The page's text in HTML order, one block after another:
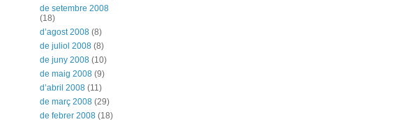
de setembre 2008
(18)
d’agost 2008 (8)
de juliol 2008 (8)
de juny 2008 (10)
de maig 2008 (9)
d’abril 2008 (11)
de març 2008 (29)
de febrer 2008 (18)